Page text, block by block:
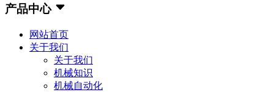
产品中心
网站首页
关于我们
关于我们
机械知识
机械自动化